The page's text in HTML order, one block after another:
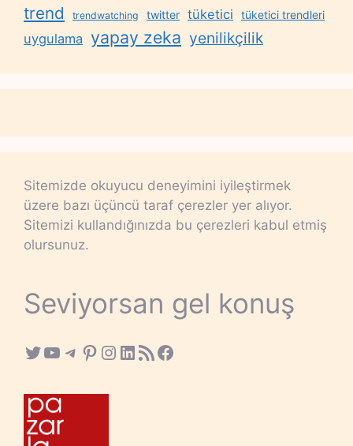
trend trendwatching twitter tüketici tüketici trendleri
uygulama yapay zeka yenilikçilik
Sitemizde okuyucu deneyimini iyileştirmek
üzere bazı üçüncü taraf çerezler yer alıyor.
Sitemizi kullandığınızda bu çerezleri kabul etmiş
olursunuz.
Seviyorsan gel konuş
Twitter
YouTube
Telegram
Pinterest
Instagram
LinkedIn
RSS FeedFacebook